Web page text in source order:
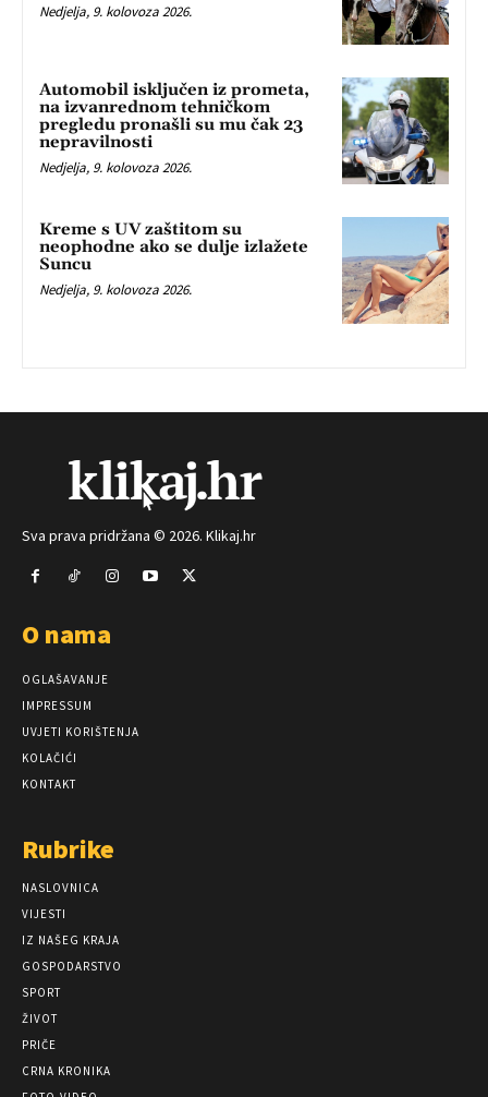
Nedjelja, 9. kolovoza 2026.
Automobil isključen iz prometa,
na izvanrednom tehničkom
pregledu pronašli su mu čak 23
nepravilnosti
Nedjelja, 9. kolovoza 2026.
Kreme s UV zaštitom su
neophodne ako se dulje izlažete
Suncu
Nedjelja, 9. kolovoza 2026.
Sva prava pridržana © 2026. Klikaj.hr
O nama
OGLAŠAVANJE
IMPRESSUM
UVJETI KORIŠTENJA
KOLAČIĆI
KONTAKT
Rubrike
NASLOVNICA
VIJESTI
IZ NAŠEG KRAJA
GOSPODARSTVO
SPORT
ŽIVOT
PRIČE
CRNA KRONIKA